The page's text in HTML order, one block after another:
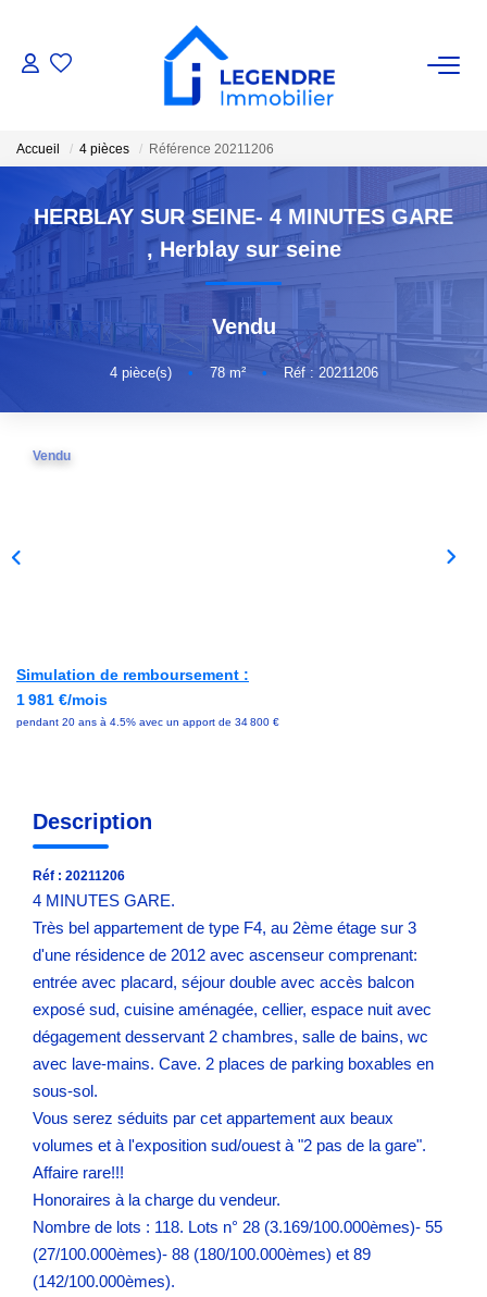
VENTE
Nos Biens Vendus
ESTIMATION
NOS AGENCES
Accueil 4 pièces Référence 20211206
HERBLAY SUR SEINE- 4 MINUTES GARE
,Herblay sur seine
Vendu
4pièce(s) • 78m² • Réf : 20211206
Vendu
Simulation de remboursement :
1 981 €/mois
pendant 20 ans à 4.5% avec un apport de 34 800 €
Description
Réf : 20211206
4 MINUTES GARE.
Très bel appartement de type F4, au 2ème étage sur 3
d'une résidence de 2012 avec ascenseur comprenant:
entrée avec placard, séjour double avec accès balcon
exposé sud, cuisine aménagée, cellier, espace nuit avec
dégagement desservant 2 chambres, salle de bains, wc
avec lave-mains. Cave. 2 places de parking boxables en
sous-sol.
Vous serez séduits par cet appartement aux beaux
volumes et à l'exposition sud/ouest à "2 pas de la gare".
Affaire rare!!!
Honoraires à la charge du vendeur.
Nombre de lots : 118. Lots n° 28 (3.169/100.000èmes)- 55
(27/100.000èmes)- 88 (180/100.000èmes) et 89
(142/100.000èmes).